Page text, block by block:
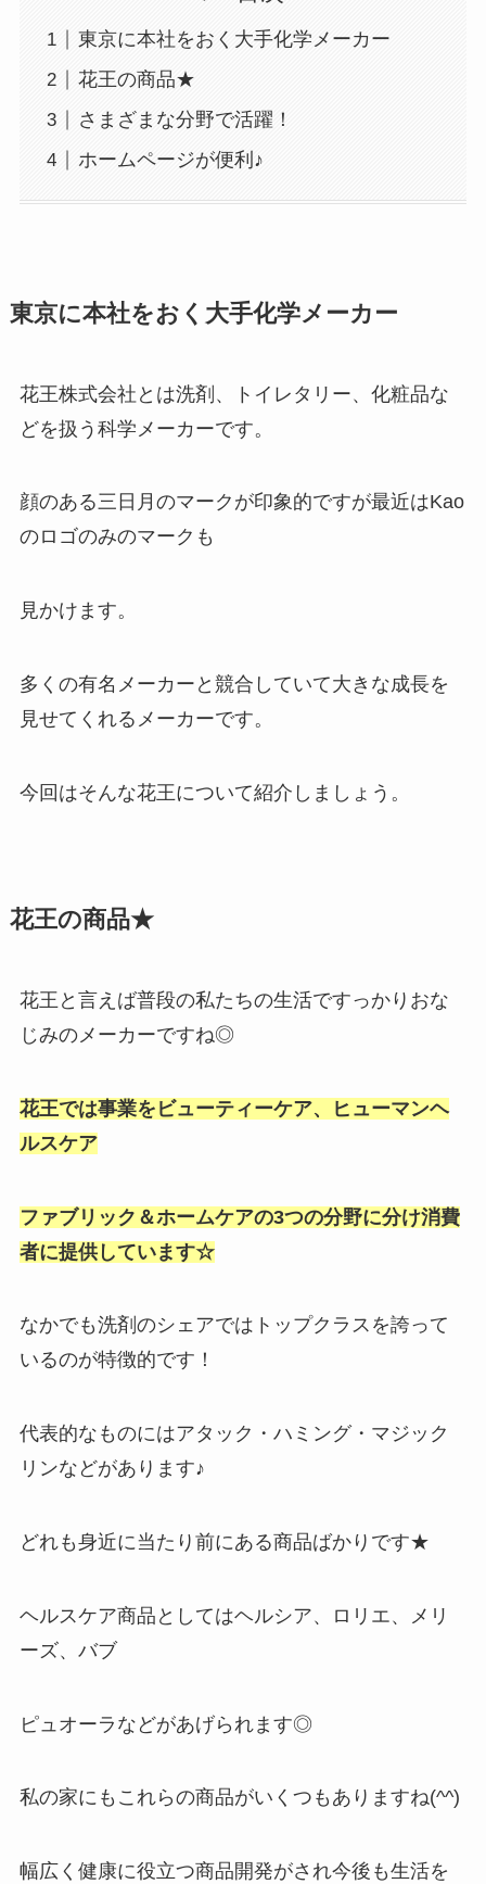
東京に本社をおく大手化学メーカー
花王の商品★
さまざまな分野で活躍！
ホームページが便利♪
東京に本社をおく大手化学メーカー
花王株式会社とは洗剤、トイレタリー、化粧品な
どを扱う科学メーカーです。
顔のある三日月のマークが印象的ですが最近はKao
のロゴのみのマークも
見かけます。
多くの有名メーカーと競合していて大きな成長を
見せてくれるメーカーです。
今回はそんな花王について紹介しましょう。
花王の商品★
花王と言えば普段の私たちの生活ですっかりおな
じみのメーカーですね◎
花王では事業をビューティーケア、ヒューマンヘ
ルスケア
ファブリック＆ホームケアの3つの分野に分け消費
者に提供しています☆
なかでも洗剤のシェアではトップクラスを誇って
いるのが特徴的です！
代表的なものにはアタック・ハミング・マジック
リンなどがあります♪
どれも身近に当たり前にある商品ばかりです★
ヘルスケア商品としてはヘルシア、ロリエ、メリ
ーズ、バブ
ピュオーラなどがあげられます◎
私の家にもこれらの商品がいくつもありますね(^^)
幅広く健康に役立つ商品開発がされ今後も生活を